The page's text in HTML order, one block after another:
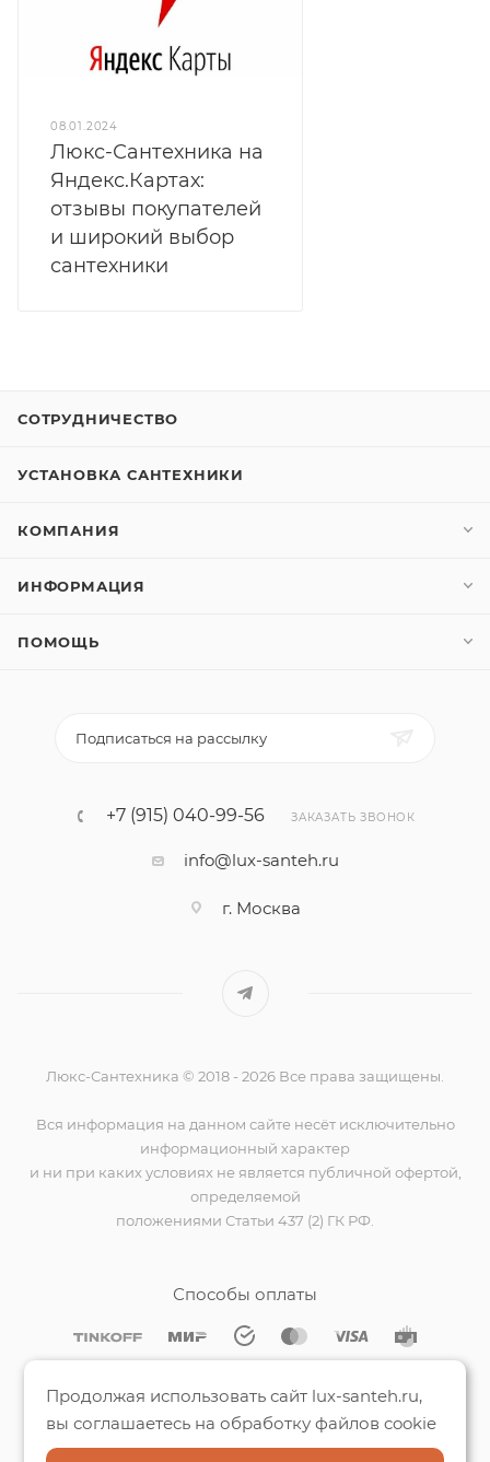
08.01.2024
Люкс-Сантехника на
Яндекс.Картах:
отзывы покупателей
и широкий выбор
сантехники
СОТРУДНИЧЕСТВО
УСТАНОВКА САНТЕХНИКИ
КОМПАНИЯ
ИНФОРМАЦИЯ
ПОМОЩЬ
Подписаться на рассылку
+7 (915) 040-99-56 ЗАКАЗАТЬ ЗВОНОК
info@lux-santeh.ru
г. Москва
Люкс-Сантехника © 2018 - 2026 Все права защищены.
Вся информация на данном сайте несёт исключительно
информационный характер
и ни при каких условиях не является публичной офертой,
определяемой
положениями Статьи 437 (2) ГК РФ.
Способы оплаты
Продолжая использовать сайт lux-santeh.ru,
вы соглашаетесь на обработку файлов cookie